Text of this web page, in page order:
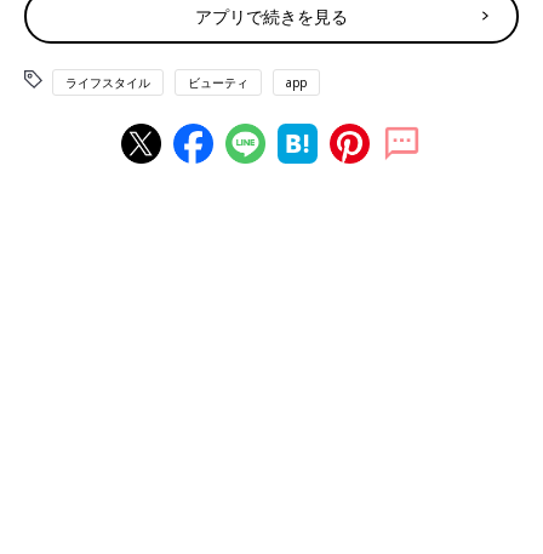
「私も同じ理由で10年通った美容室を変えました。すぐ怒るたち
じゃないし、ちょっと違う程度はスルーするけど…なのに『この
客は多少雑に扱っても大丈夫』って、思われてるのかしらと。思
い切ってお金払って嫌な気分になるのならと変えました」
アプリで続きを見る
ライフスタイル ビューティ app